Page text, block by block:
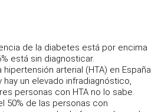
de la diabetes está por encima
está sin diagnosticar.
hipertensión arterial (HTA) en España
hay un elevado infradiagnóstico,
personas con HTA no lo sabe.
50% de las personas con